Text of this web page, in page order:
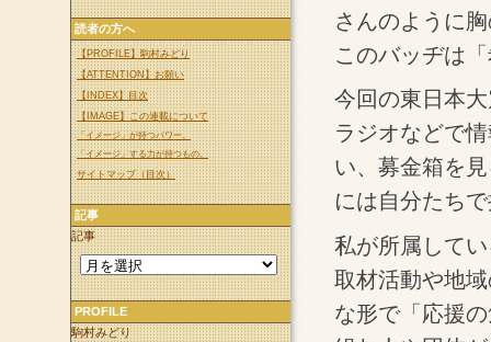
さんのように
このバッヂは
今回の東日本
ラジオなどで
い、募金箱を
には自分たち
私が所属して
取材活動や地
な形で「応援
読者の方へ
【PROFILE】駒村みどり
【ATTENTION】お願い
【INDEX】目次
【IMAGE】この連載について
「イメージ」が持つパワー。
「イメージ」する力が持つもの。
サイトマップ（目次）
記事
記事
PROFILE
駒村みどり